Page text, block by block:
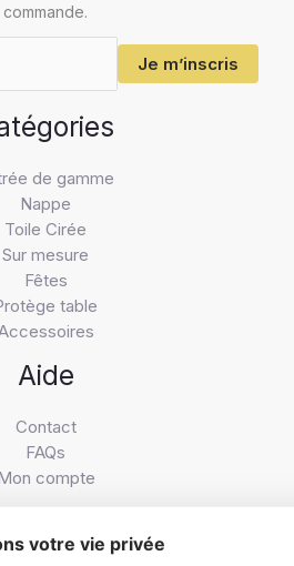
commande.
Je m’inscris
de gamme
Nappe
Toile Cirée
Sur mesure
Fêtes
table
Aide
Contact
FAQs
compte
propos
votre vie privée